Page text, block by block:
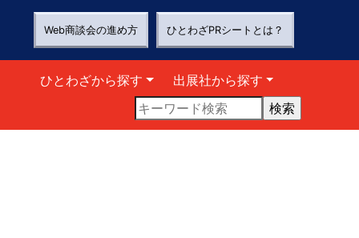
Web商談会の進め方 ひとわざPRシートとは？
ひとわざから探す 出展社から探す